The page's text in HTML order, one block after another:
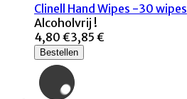
Clinell Hand Wipes -30 wipes
Alcoholvrij !
4,80 €3,85 €
Bestellen